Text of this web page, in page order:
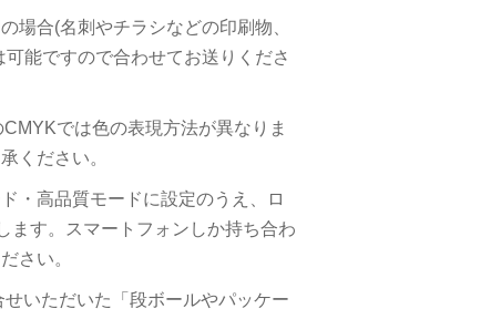
場合(名刺やチラシなどの印刷物、
能ですので合わせてお送りくださ
では色の表現方法が異なりま
ください。
・高品質モードに設定のうえ、ロ
ます。スマートフォンしか持ち合わ
さい。
いただいた「段ボールやパッケー